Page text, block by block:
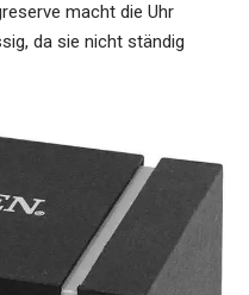
macht die Uhr
da sie nicht ständig